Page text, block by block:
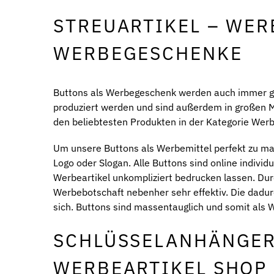
STREUARTIKEL –
WERBEGESCHENKE
Buttons als Werbegeschenk werden auch immer
produziert werden und sind außerdem in großen
den beliebtesten Produkten in der Kategorie
Um unsere Buttons als Werbemittel perfekt zu
Logo oder Slogan. Alle Buttons sind online
Werbeartikel unkompliziert bedrucken lassen.
Werbebotschaft nebenher sehr effektiv. Die
sich. Buttons sind massentauglich und somit als
WERBEARTIKEL